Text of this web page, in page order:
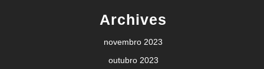
Archives
novembro 2023
outubro 2023